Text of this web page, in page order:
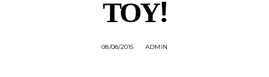
ΤΟΥ!
08/08/2015 ADMIN